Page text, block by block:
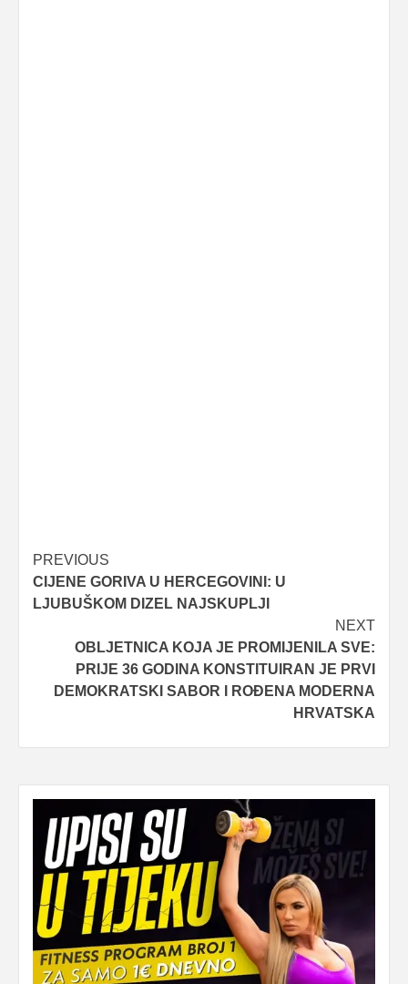
Post
navigation
PREVIOUS
CIJENE GORIVA U HERCEGOVINI: U
LJUBUŠKOM DIZEL NAJSKUPLJI
NEXT
OBLJETNICA KOJA JE PROMIJENILA SVE:
PRIJE 36 GODINA KONSTITUIRAN JE PRVI
DEMOKRATSKI SABOR I ROĐENA MODERNA
HRVATSKA